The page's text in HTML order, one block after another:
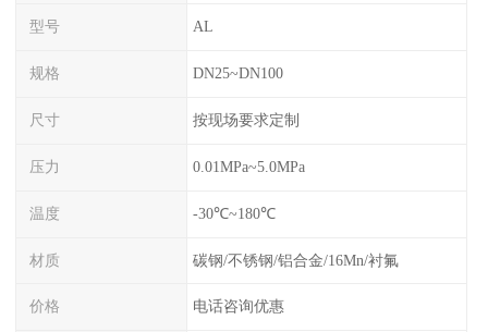
型号 AL
规格 DN25~DN100
尺寸 按现场要求定制
压力 0.01MPa~5.0MPa
温度 -30℃~180℃
材质 碳钢/不锈钢/铝合金/16Mn/衬氟
价格 电话咨询优惠